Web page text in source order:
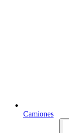
Camiones